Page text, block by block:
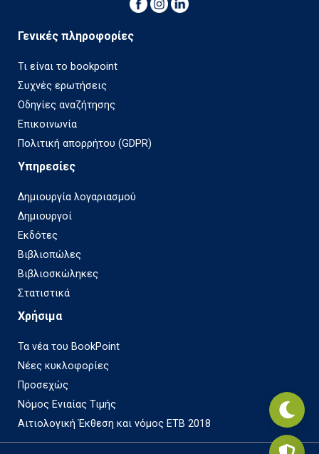
Γενικές πληροφορίες
Τι είναι το bookpoint
Συχνές ερωτήσεις
Οδηγίες αναζήτησης
Επικοινωνία
Πολιτική απορρήτου (GDPR)
Υπηρεσίες
Δημιουργία λογαριασμού
Δημιουργοί
Εκδότες
Βιβλιοπώλες
Βιβλιοσκώληκες
Στατιστικά
Χρήσιμα
Τα νέα του BookPoint
Νέες κυκλοφορίες
Προσεχώς
Νόμος Ενιαίας Τιμής
Αιτιολογική Έκθεση και νόμος ΕΤΒ 2018